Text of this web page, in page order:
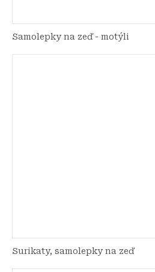
Samolepky na zeď - motýli
Surikaty, samolepky na zeď